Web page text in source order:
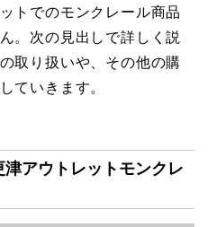
トでのモンクレール商品
。次の見出しで詳しく説
取り扱いや、その他の購
ていきます。
アウトレットモンクレ